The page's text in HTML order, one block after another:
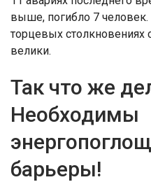
выше, погибло 7 человек.
торцевых
велики.
Так что же
Необходимы
барьеры!